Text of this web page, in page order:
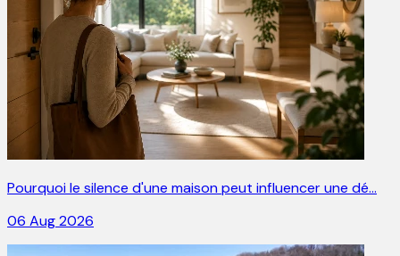
Pourquoi le silence d'une maison peut influencer une dé…
06 Aug 2026